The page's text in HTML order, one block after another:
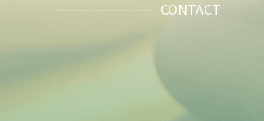
CONTACT